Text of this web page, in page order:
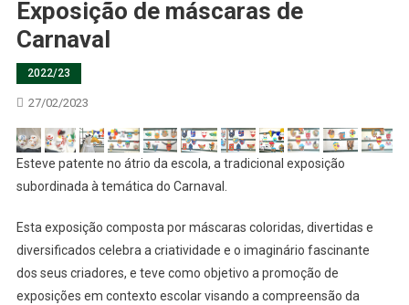
Exposição de máscaras de
Carnaval
2022/23
27/02/2023
Esteve patente no átrio da escola, a tradicional exposição
subordinada à temática do Carnaval.
Esta exposição composta por máscaras coloridas, divertidas e
diversificados celebra a criatividade e o imaginário fascinante
dos seus criadores, e teve como objetivo a promoção de
exposições em contexto escolar visando a compreensão da